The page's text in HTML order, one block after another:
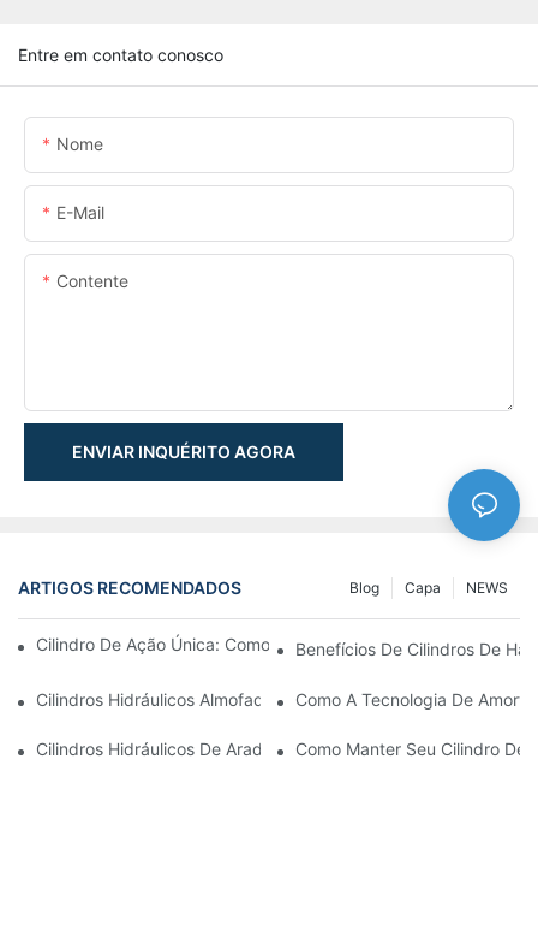
Entre em contato conosco
Nome
E-Mail
Contente
ENVIAR INQUÉRITO AGORA
ARTIGOS RECOMENDADOS NEWS
Capa
Blog
Cilindro De Ação Única: Como Funciona & Aplicações Comuns
Benefícios De Cilindros De
Cilindros Hidráulicos Almofadados: Reduzindo O Impacto &
Como A Tecnologia De
Cilindros Hidráulicos De Arado De Neve: Principais Recursos
Como Manter Seu Cilindro De